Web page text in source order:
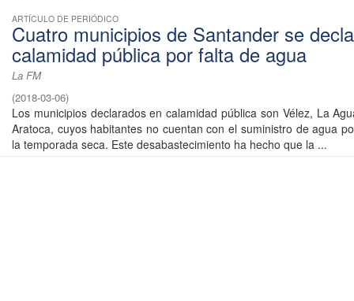
ARTÍCULO DE PERIÓDICO
Cuatro municipios de Santander se
calamidad pública por falta de agua
La FM
(2018-03-06)
Los municipios declarados en calamidad pública son Vélez, La
Aratoca, cuyos habitantes no cuentan con el suministro de agua
la temporada seca. Este desabastecimiento ha hecho que la ...